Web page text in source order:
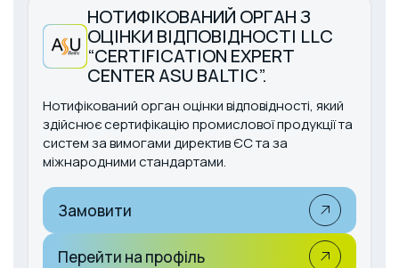
НОТИФІКОВАНИЙ ОРГАН З
ОЦІНКИ ВІДПОВІДНОСТІ LLC
“CERTIFICATION EXPERT
CENTER ASU BALTIC”.
Нотифікований орган оцінки відповідності, який
здійснює сертифікацію промислової продукції та
систем за вимогами директив ЄС та за
міжнародними стандартами.
Замовити
Перейти на профіль